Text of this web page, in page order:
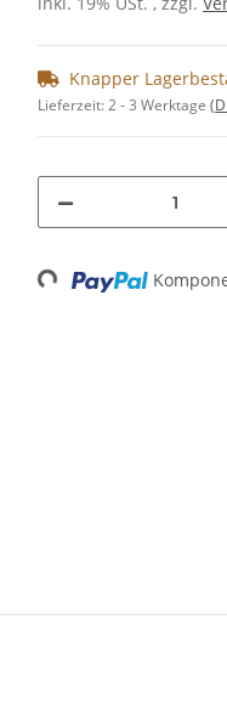
Knapper
Lieferzeit:2 - 3 Werktage
Loading...